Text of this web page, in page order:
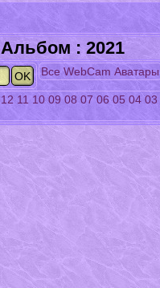
Альбом : 2021
Все WebCam Аватары
12 11 10 09 08 07 06 05 04 03